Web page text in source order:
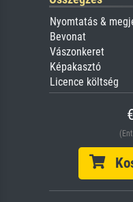
Nyomtatás &
Bevonat
Vászonkeret
Képakasztó
Licence költség